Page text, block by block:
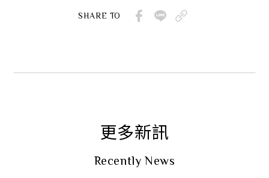
SHARE TO
更多新訊
Recently News